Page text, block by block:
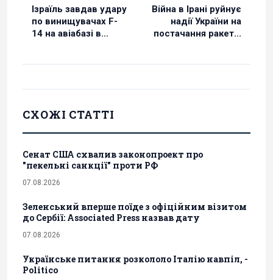
Ізраїль завдав удару
по винищувачах F-
14 на авіабазі в...
Війна в Ірані руйнує
надії України на
постачання ракет...
СХОЖІ СТАТТІ
Сенат США схвалив законопроект про
"пекельні санкції" проти РФ
07.08.2026
Зеленський вперше поїде з офіційним візитом
до Сербії: Associated Press назвав дату
07.08.2026
Українське питання розкололо Італію навпіл, -
Politico